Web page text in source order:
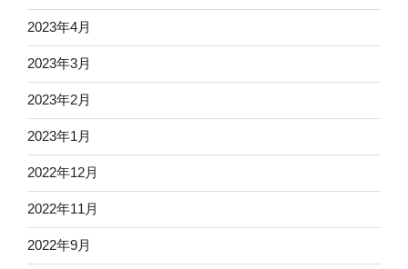
2023年4月
2023年3月
2023年2月
2023年1月
2022年12月
2022年11月
2022年9月